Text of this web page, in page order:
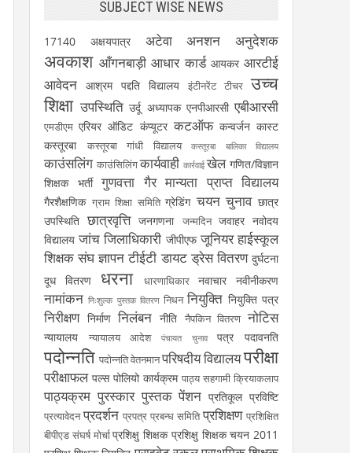
SUBJECT WISE NEWS
17140 अक्षयपात्र अटेवा अनशन अनुदेशक
अवकाश आँगनबाड़ी आधार कार्ड आयकर आरटीई
आवेदन आश्रम पद्दति विद्यालय इंटीनरेंट टीचर उच्च
शिक्षा उपस्थिति उर्दू अध्यापक एनपीआरसी एबीआरसी
एमडीएम एरियर ऑडिट कंप्यूटर कटऑफ कन्वर्जन कास्ट
कस्तूरबा
कस्तूरबा गांधी विद्यालय कस्तूरबा बालिका विद्यालय
काउंसलिंग काउंसिलिंग कार्यवाही कार्रवाई खेल गणित/विज्ञान
शिक्षक भर्ती
गुणवत्ता गैर मान्यता प्राप्त विद्यालय
गैरशैक्षणिक ग्राम शिक्षा समिति ग्रेडिंग चयन चुनाव छात्र
उपस्थिति छात्रवृत्ति जनगणना जन्मदिन जवाहर नवोदय
विद्यालय जांच जिलाधिकारी जीपीएफ जूनियर हाईस्कूल
शिक्षक संघ ज्ञापन टीईटी डायट ड्रेस वितरण दुर्घटना
दूध वितरण
धरना धारणाधिकार नवाचार नवीनीकरण
नामांकन निःशुल्क पुस्तक वितरण निधन नियुक्ति नियुक्ति पत्र
निरीक्षण निर्माण निलंबन नीति नैपकिन वितरण नोटिस
न्यायालय न्यायालय आदेश पंचायत चुनाव पत्र पदावनति
पदोन्नति पदोन्नति वेतनमानपरिषदीय विद्यालयपरीक्षा
परीक्षाफल पल्स पोलियो कार्यक्रम पाठ्य सहगामी क्रियाकलाप
पाठ्यक्रम पुरस्कार पुस्तक पेंशन प्रतिकूल प्रविष्टि
प्रत्यावेदन प्रदर्शन प्रपत्र प्रबन्ध समिति प्रशिक्षण प्रशिक्षित
बीपीएड संघर्ष मोर्चा प्रशिक्षु शिक्षक प्रशिक्षु शिक्षक चयन 2011